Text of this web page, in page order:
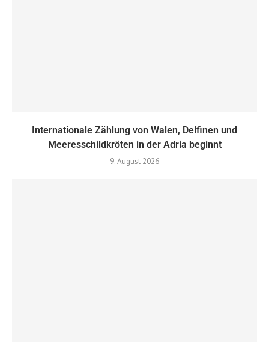
Internationale Zählung von Walen, Delfinen und
Meeresschildkröten in der Adria beginnt
9. August 2026